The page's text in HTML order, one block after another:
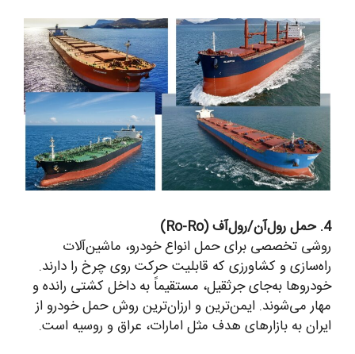
4. حمل رول‌آن/رول‌آف (Ro-Ro)
روشی تخصصی برای حمل انواع خودرو، ماشین‌آلات
راه‌سازی و کشاورزی که قابلیت حرکت روی چرخ را دارند.
خودروها به‌جای جرثقیل، مستقیماً به داخل کشتی رانده و
مهار می‌شوند. ایمن‌ترین و ارزان‌ترین روش حمل خودرو از
ایران به بازارهای هدف مثل امارات، عراق و روسیه است.